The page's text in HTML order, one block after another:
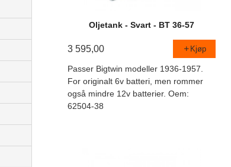
Oljetank - Svart - BT 36-57
3 595,00 Kjøp
Passer Bigtwin modeller 1936-1957.
For originalt 6v batteri, men rommer
også mindre 12v batterier. Oem:
62504-38